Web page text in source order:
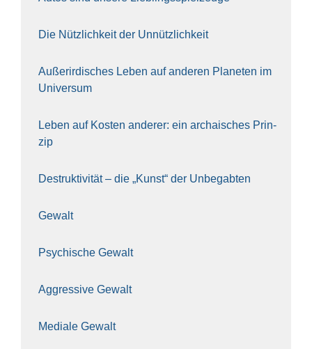
Die Nütz­lich­keit der Unnütz­lich­keit
Außer­ir­di­sches Leben auf ande­ren Pla­ne­ten im
Uni­ver­sum
Leben auf Kos­ten ande­rer: ein archai­sches Prin­
zip
Destruk­ti­vi­tät – die „Kunst“ der Unbe­gab­ten
Gewalt
Psy­chi­sche Gewalt
Aggres­si­ve Gewalt
Media­le Gewalt